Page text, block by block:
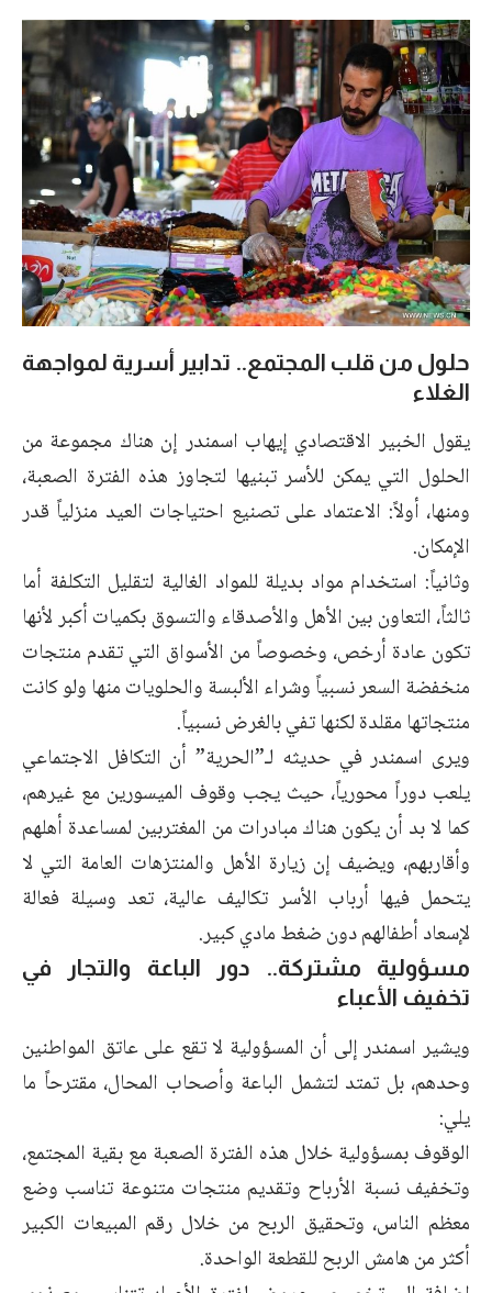
حلول من قلب المجتمع.. تدابير أسرية لمواجهة
الغلاء
يقول الخبير الاقتصادي إيهاب اسمندر إن هناك مجموعة من
الحلول التي يمكن للأسر تبنيها لتجاوز هذه الفترة الصعبة،
ومنها، أولاً: الاعتماد على تصنيع احتياجات العيد منزلياً قدر
الإمكان.
وثانياً: استخدام مواد بديلة للمواد الغالية لتقليل التكلفة أما
ثالثاً، التعاون بين الأهل والأصدقاء والتسوق بكميات أكبر لأنها
تكون عادة أرخص، وخصوصاً من الأسواق التي تقدم منتجات
منخفضة السعر نسبياً وشراء الألبسة والحلويات منها ولو كانت
منتجاتها مقلدة لكنها تفي بالغرض نسبياً.
ويرى اسمندر في حديثه لـ”الحرية” أن التكافل الاجتماعي
يلعب دوراً محورياً، حيث يجب وقوف الميسورين مع غيرهم،
كما لا بد أن يكون هناك مبادرات من المغتربين لمساعدة أهلهم
وأقاربهم، ويضيف إن زيارة الأهل والمنتزهات العامة التي لا
يتحمل فيها أرباب الأسر تكاليف عالية، تعد وسيلة فعالة
لإسعاد أطفالهم دون ضغط مادي كبير.
مسؤولية مشتركة.. دور الباعة والتجار في
تخفيف الأعباء
ويشير اسمندر إلى أن المسؤولية لا تقع على عاتق المواطنين
وحدهم، بل تمتد لتشمل الباعة وأصحاب المحال، مقترحاً ما
يلي:
الوقوف بمسؤولية خلال هذه الفترة الصعبة مع بقية المجتمع،
وتخفيف نسبة الأرباح وتقديم منتجات متنوعة تناسب وضع
معظم الناس، وتحقيق الربح من خلال رقم المبيعات الكبير
أكثر من هامش الربح للقطعة الواحدة.